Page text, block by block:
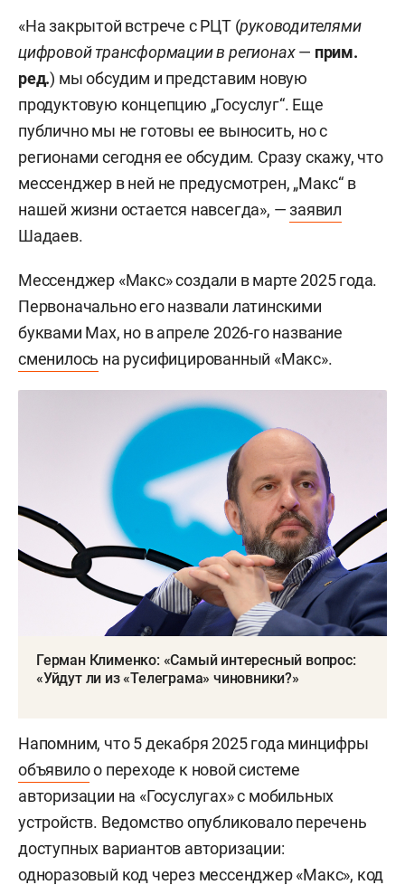
«На закрытой встрече с РЦТ (руководителями
цифровой трансформации в регионах— прим.
ред.) мы обсудим и представим новую
продуктовую концепцию „Госуслуг“. Еще
публично мы не готовы ее выносить, но с
регионами сегодня ее обсудим. Сразу скажу, что
мессенджер в ней не предусмотрен, „Макс“ в
нашей жизни остается навсегда», —заявил
Шадаев.
Мессенджер «Макс» создали в марте 2025 года.
Первоначально его назвали латинскими
буквами Max, но в апреле 2026-го название
сменилось на русифицированный «Макс».
Герман Клименко: «Самый интересный вопрос:
«Уйдут ли из «Телеграма» чиновники?»
Напомним, что 5 декабря 2025 года минцифры
объявилоо переходе к новой системе
авторизации на «Госуслугах» с мобильных
устройств. Ведомство опубликовало перечень
доступных вариантов авторизации:
одноразовый код через мессенджер «Макс», код